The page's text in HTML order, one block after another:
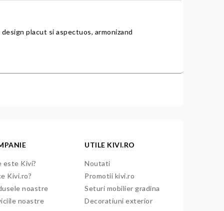
placut si aspectuos, armonizand
este Kivi?
Kivi.ro?
noastre
noastre
UTILE KIVI.RO
Noutati
Promotii kivi.ro
Seturi mobilier gradina
Decoratiuni exterior